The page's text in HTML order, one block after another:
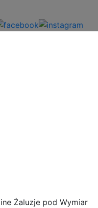
Żaluzje pod Wymiar